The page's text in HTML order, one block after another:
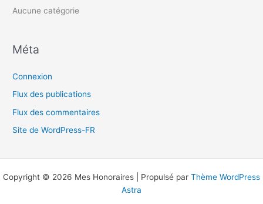
r
Aucune catégorie
Méta
Connexion
Flux des publications
Flux des commentaires
Site de WordPress-FR
Copyright © 2026 Mes Honoraires | Propulsé par Thème WordPress
Astra